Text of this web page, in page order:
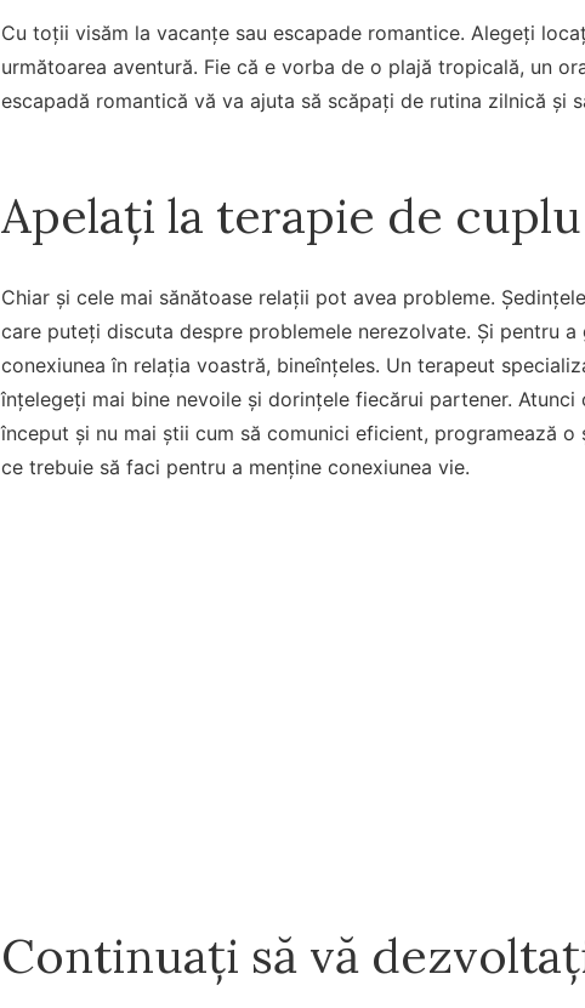
Cu toții visăm la vacanțe sau escapade romantice. Alegeți
următoarea aventură. Fie că e vorba de o plajă tropicală, un
escapadă romantică vă va ajuta să scăpați de rutina zilnică și
Apelați la terapie de cuplu
Chiar și cele mai sănătoase relații pot avea probleme.
care puteți discuta despre problemele nerezolvate. Și pentru
conexiunea în relația voastră, bineînțeles. Un terapeut
înțelegeți mai bine nevoile și dorințele fiecărui partener.
început și nu mai știi cum să comunici eficient, programează o
ce trebuie să faci pentru a menține conexiunea vie.
Continuați să vă